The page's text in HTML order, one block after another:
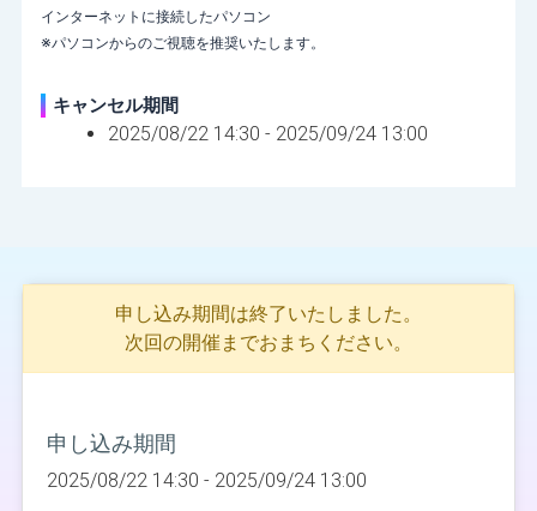
インターネットに接続したパソコン
※パソコンからのご視聴を推奨いたします。
キャンセル期間
2025/08/22 14:30 - 2025/09/24 13:00
申し込み期間は終了いたしました。
次回の開催までおまちください。
申し込み期間
2025/08/22 14:30 - 2025/09/24 13:00